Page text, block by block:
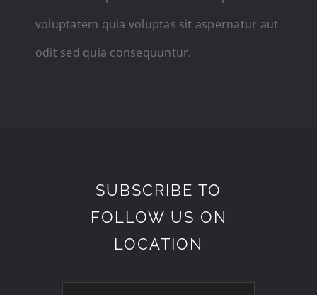
voluptatem quia voluptas sit aspernatur aut
odit sed quia consequuntur.
SUBSCRIBE TO
FOLLOW US ON
LOCATION